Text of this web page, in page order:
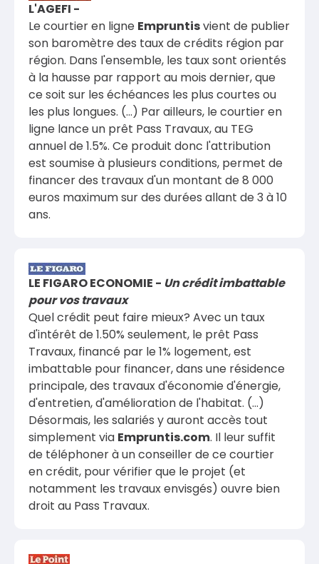
L'AGEFI -
Le courtier en ligne Empruntisvient de publier
son baromètre des taux de crédits région par
région. Dans l'ensemble, les taux sont orientés
à la hausse par rapport au mois dernier, que
ce soit sur les échéances les plus courtes ou
les plus longues. (...) Par ailleurs, le courtier en
ligne lance un prêt Pass Travaux, au TEG
annuel de 1.5%. Ce produit donc l'attribution
est soumise à plusieurs conditions, permet de
financer des travaux d'un montant de 8 000
euros maximum sur des durées allant de 3 à 10
ans.
LE FIGARO ECONOMIE - Un crédit imbattable
pour vos travaux
Quel crédit peut faire mieux? Avec un taux
d'intérêt de 1.50% seulement, le prêt Pass
Travaux, financé par le 1% logement, est
imbattable pour financer, dans une résidence
principale, des travaux d'économie d'énergie,
d'entretien, d'amélioration de l'habitat. (...)
Désormais, les salariés y auront accès tout
simplement via Empruntis.com. Il leur suffit
de téléphoner à un conseiller de ce courtier
en crédit, pour vérifier que le projet (et
notamment les travaux envisgés) ouvre bien
droit au Pass Travaux.